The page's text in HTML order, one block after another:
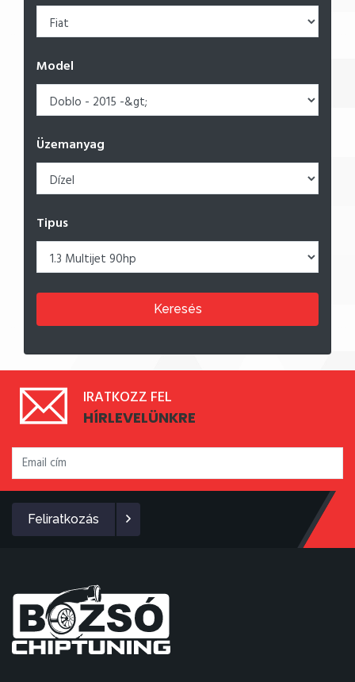
Model
Üzemanyag
Tipus
Keresés
IRATKOZZ FEL
HÍRLEVELÜNKRE
Feliratkozás